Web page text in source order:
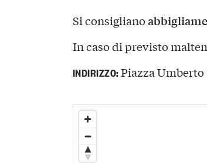
Si consigliano
In caso di previsto
INDIRIZZO:Piazza